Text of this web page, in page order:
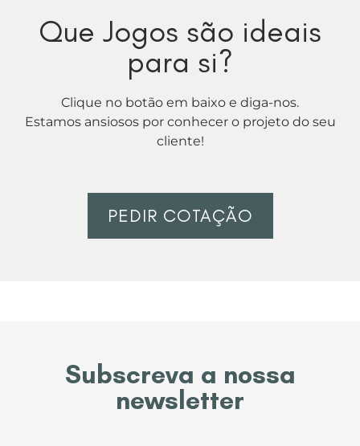
Que Jogos são ideais
para si?
Clique no botão em baixo e diga-nos.
Estamos ansiosos por conhecer o projeto do seu
cliente!
PEDIR COTAÇÃO
Subscreva a nossa
newsletter